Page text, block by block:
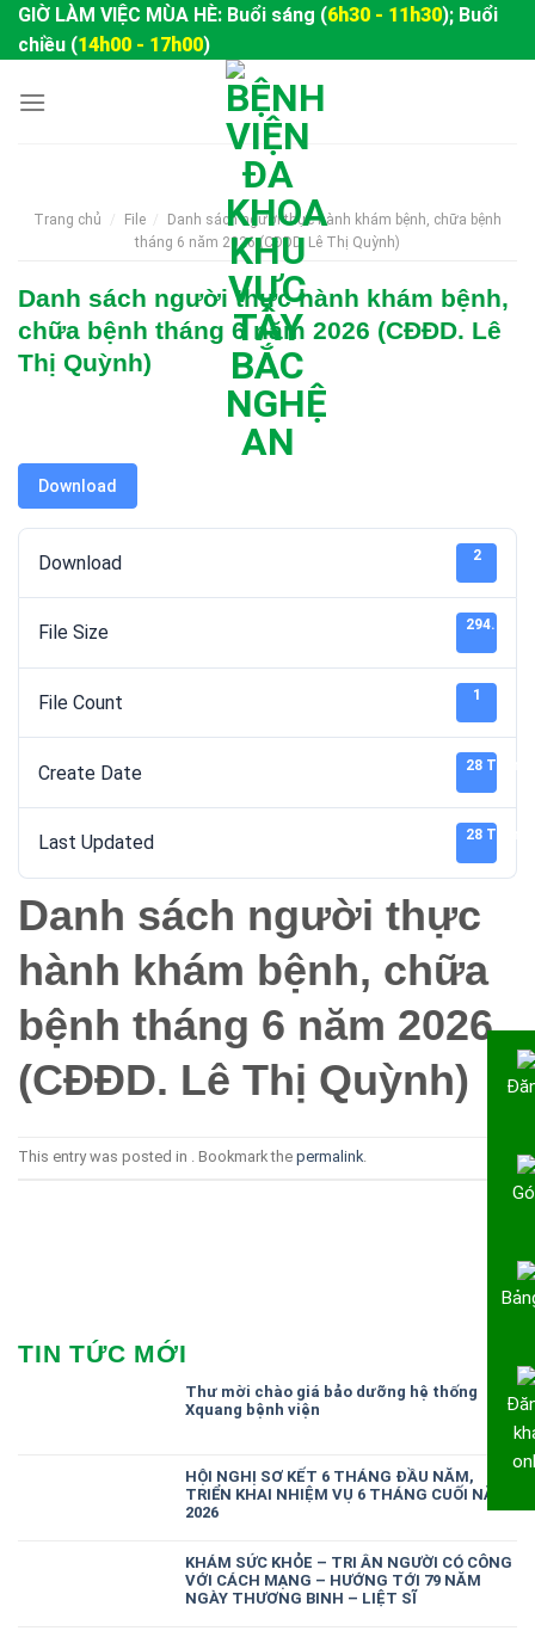
SkipGIỜ LÀM VIỆC MÙA HÈ: Buổi sáng (6h30 - 11h30); Buổi
chiều (14h00 - 17h00)
Trang chủ / File /
Danh sách người thực hành khám bệnh, chữa bệnh
tháng 6 năm 2026 (CĐĐD. Lê Thị Quỳnh)
Danh sách người thực hành khám bệnh,
chữa bệnh tháng 6 năm 2026 (CĐĐD. Lê
Thị Quỳnh)
Download
Download 2
File Size 294.04 KB
File Count 1
Create Date 28 Tháng
Last Updated 28 Tháng
Danh sách người thực
hành khám bệnh, chữa
bệnh tháng 6 năm 2026
(CĐĐD. Lê Thị Quỳnh)
This entry was posted in . Bookmark the permalink
TIN TỨC MỚI
Thư mời chào giá bảo dưỡng hệ thống
Xquang bệnh viện
HỘI NGHỊ SƠ KẾT 6 THÁNG ĐẦU NĂM,
TRIỂN KHAI NHIỆM VỤ 6 THÁNG CUỐI NĂM
2026
KHÁM SỨC KHỎE – TRI ÂN NGƯỜI CÓ CÔNG
VỚI CÁCH MẠNG – HƯỚNG TỚI 79 NĂM
NGÀY THƯƠNG BINH – LIỆT SĨ